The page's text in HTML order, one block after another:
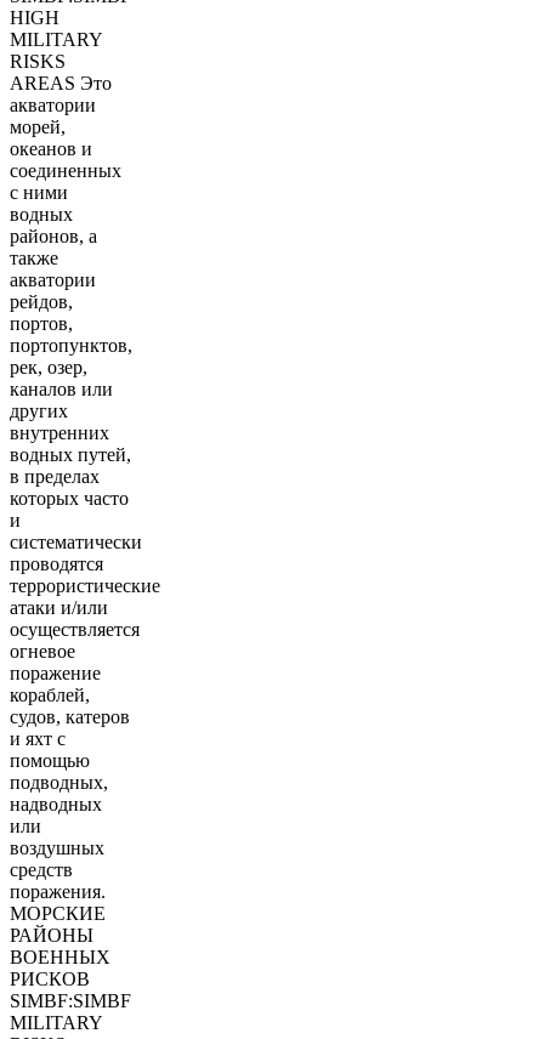
HIGH
MILITARY
RISKS
AREAS Это
акватории
морей,
океанов и
соединенных
с ними
водных
районов, а
также
акватории
рейдов,
портов,
портопунктов,
рек, озер,
каналов или
других
внутренних
водных путей,
в пределах
которых часто
и
систематически
проводятся
террористические
атаки и/или
осуществляется
огневое
поражение
кораблей,
судов, катеров
и яхт с
помощью
подводных,
надводных
или
воздушных
средств
поражения.
МОРСКИЕ
РАЙОНЫ
ВОЕННЫХ
РИСКОВ
SIMBF:SIMBF
MILITARY